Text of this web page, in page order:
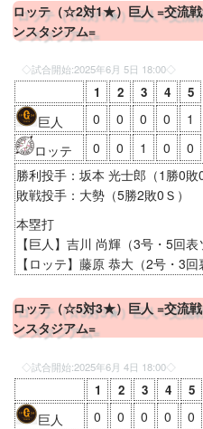
ロッテ（☆2対1★）巨人 =交流
ンスタジアム=
◇試合開始:2025年6月 5日 18:00 ◇
1 2 3 4 5
巨人 0 0 0 0 1
ロッテ
0 0 1 0 0
勝利投手：坂本 光士郎（1勝0敗0
敗戦投手：大勢（5勝2敗0Ｓ）
本塁打
【巨人】吉川 尚輝（3号・5回表
【ロッテ】藤原 恭大（2号・3回
ロッテ（☆5対3★）巨人 =交流
ンスタジアム=
◇試合開始:2025年6月 4日 18:00 ◇
1 2 3 4 5
巨人 0 0 0 0 0